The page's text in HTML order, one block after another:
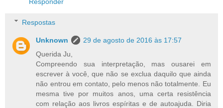
Respostas
Unknown
29 de agosto de 2016 às 17:57
Querida Ju,
Compreendo sua interpretação, mas ousarei em
escrever à você, que não se exclua daquilo que ainda
não entrou em contato, pelo menos não totalmente. Eu
mesma tive por muitos anos, uma certa resistência
com relação aos livros espíritas e de autoajuda. Diria